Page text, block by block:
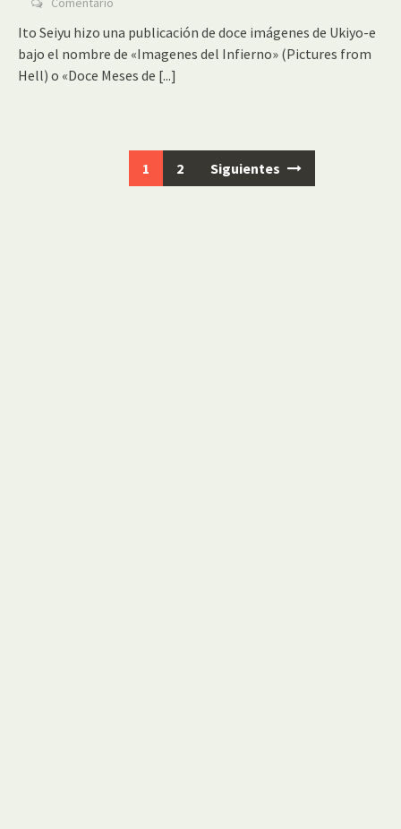
Ito Seiyu hizo una publicación de doce imágenes de Ukiyo-e
bajo el nombre de «Imagenes del Infierno» (Pictures from
Hell) o «Doce Meses de [...]
1 2 Siguientes